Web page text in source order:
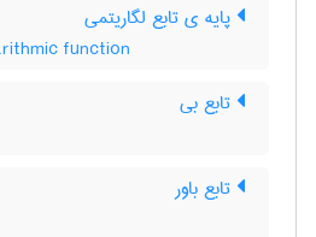
پایه ی تابع لگاریتمی
function
تابع بی
تابع باور